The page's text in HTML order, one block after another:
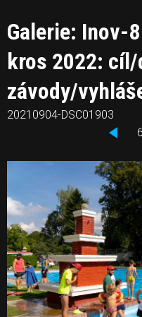
Galerie: Inov-
kros 2022:
závody/
20210904-DSC01903